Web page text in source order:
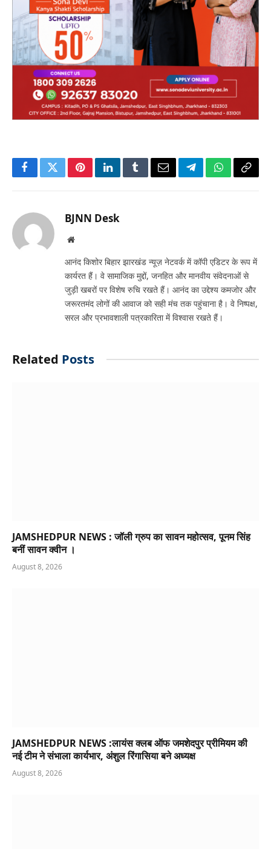
FacebookTwitterPinterestLinkedInTumblrEmailTelegramWhatsApp
Copy
BJNN Desk
Website
आनंद किशोर बिहार झारखंड न्यूज़ नेटवर्क में कॉपी एडिटर के रूप में
कार्यरत हैं। वे सामाजिक मुद्दों, जनहित और मानवीय संवेदनाओं से
जुड़ी खबरों पर विशेष रुचि रखते हैं। आनंद का उद्देश्य कमजोर और
जरूरतमंद लोगों की आवाज को सही मंच तक पहुंचाना है। वे निष्पक्ष,
सरल और प्रभावशाली पत्रकारिता में विश्वास रखते हैं।
Related Posts
JAMSHEDPUR NEWS : जॉली ग्रुप का सावन महोत्सव, पूनम सिंह
बनीं सावन क्वीन ।
August 8, 2026
JAMSHEDPUR NEWS :लायंस क्लब ऑफ जमशेदपुर प्रीमियम की
नई टीम ने संभाला कार्यभार, अंशुल रिंगासिया बने अध्यक्ष
August 8, 2026